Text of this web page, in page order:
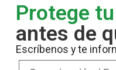
Protege
antes de
Escríbenos y te